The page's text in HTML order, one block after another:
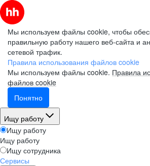
Мы используем файлы cookie, чтобы
правильную работу нашего веб-сайта и
сетевой трафик.
Правила использования файлов cookie
Мы используем файлы cookie. Правила
файлов cookie
Понятно
Ищу работу
Ищу работу
Ищу работу
Ищу сотрудника
Сервисы